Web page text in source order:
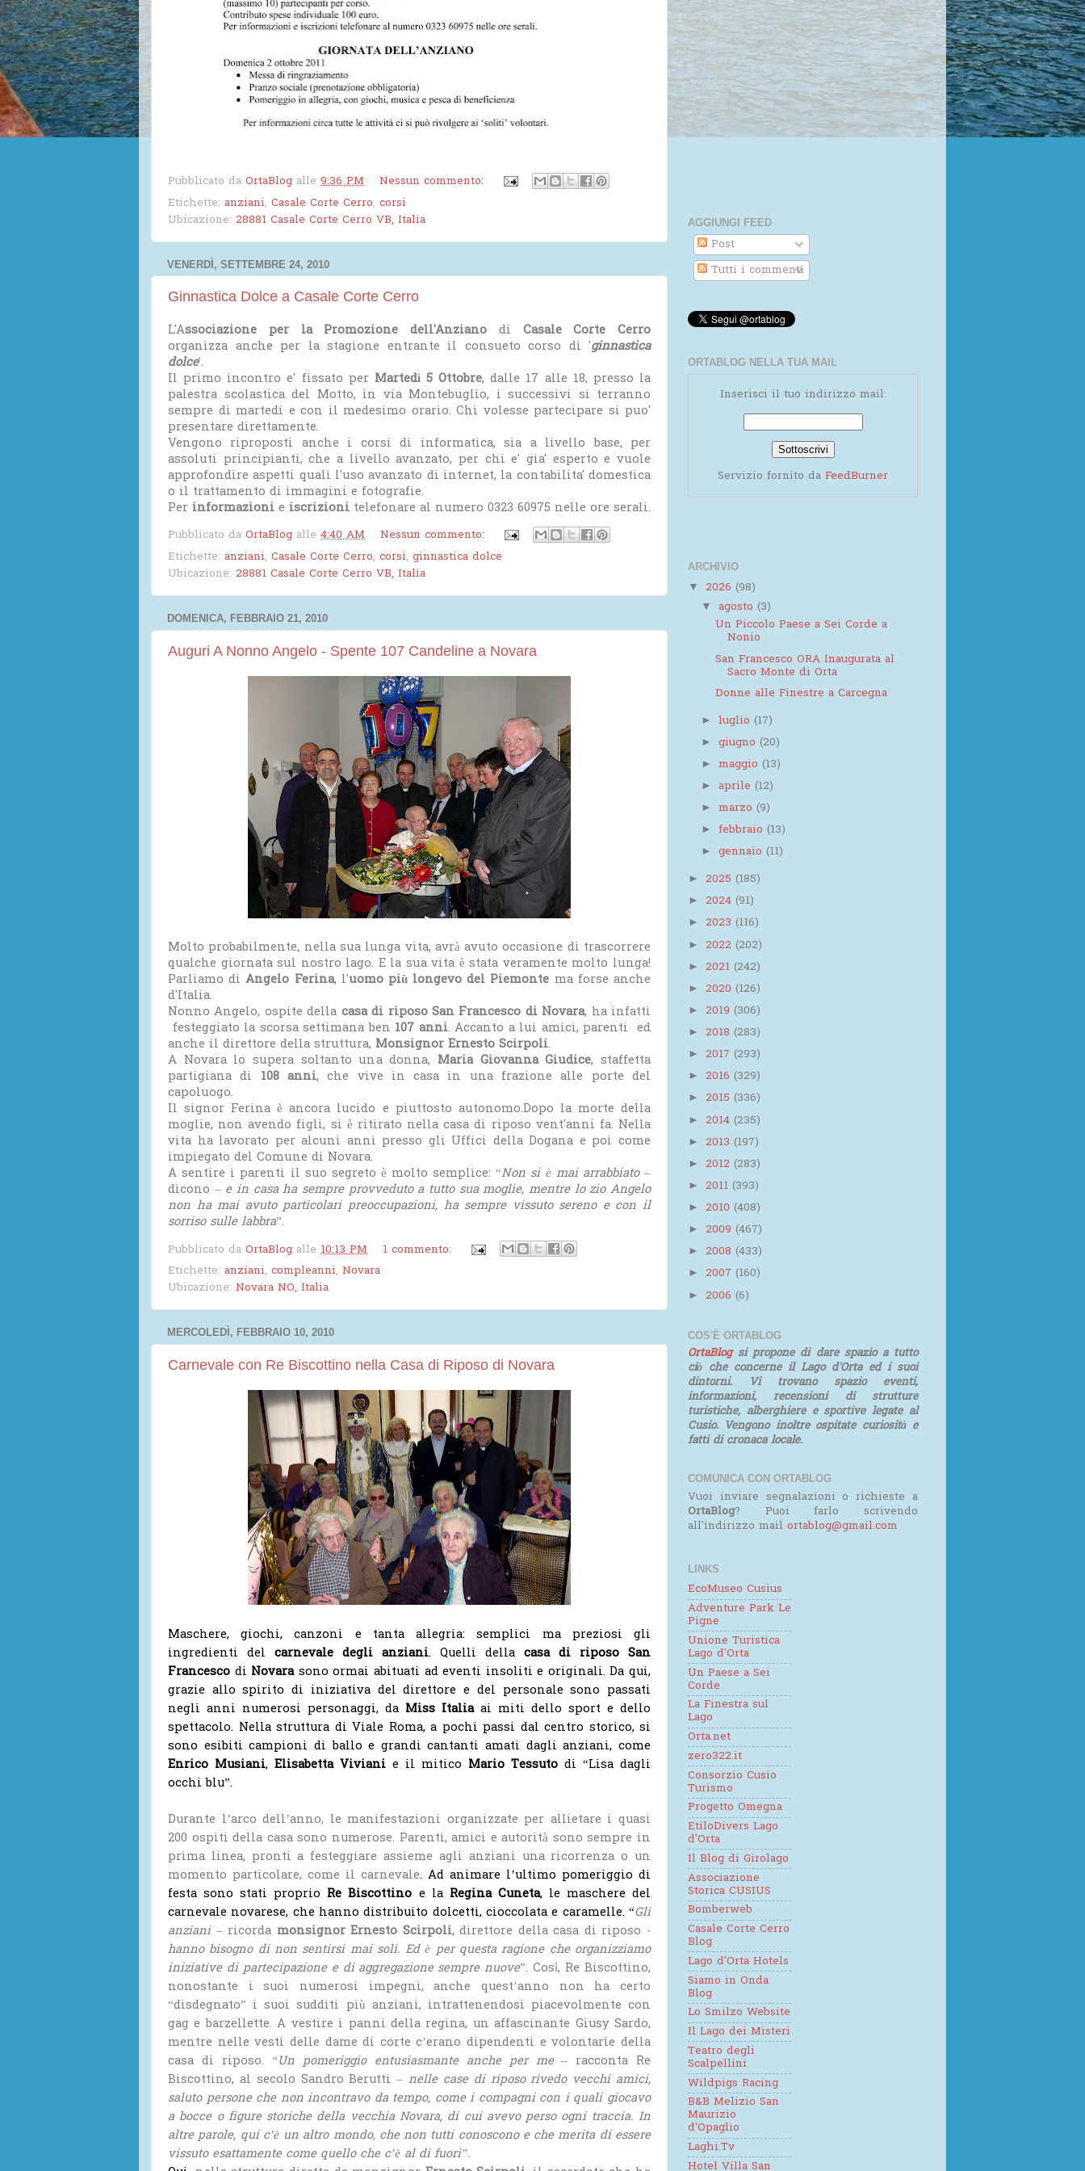
Pubblicato da OrtaBlog alle 9:36 PM
Nessun commento:
Etichette: anziani, Casale Corte Cerro, corsi
Ubicazione: 28881 Casale Corte Cerro VB, Italia
VENERDÌ, SETTEMBRE 24, 2010
Ginnastica Dolce a Casale Corte Cerro
L'Associazione per la Promozione dell'Anziano di Casale Corte Cerro
organizza anche per la stagione entrante il consueto corso di 'ginnastica
dolce'.
Il primo incontro e' fissato per Martedì 5 Ottobre, dalle 17 alle 18, presso la
palestra scolastica del Motto, in via Montebuglio, i successivi si terranno
sempre di martedi e con il medesimo orario. Chi volesse partecipare si puo'
presentare direttamente.
Vengono riproposti anche i corsi di informatica, sia a livello base, per
assoluti principianti, che a livello avanzato, per chi e' gia' esperto e vuole
approfondire aspetti quali l'uso avanzato di internet, la contabilita' domestica
o il trattamento di immagini e fotografie.
Per informazioni e iscrizioni telefonare al numero 0323 60975 nelle ore serali.
Pubblicato da OrtaBlog alle 4:40 AM
Nessun commento:
Etichette: anziani, Casale Corte Cerro, corsi, ginnastica dolce
Ubicazione: 28881 Casale Corte Cerro VB, Italia
DOMENICA, FEBBRAIO 21, 2010
Auguri A Nonno Angelo - Spente 107 Candeline a Novara
Molto probabilmente, nella sua lunga vita, avrà avuto occasione di trascorrere
qualche giornata sul nostro lago. E la sua vita è stata veramente molto lunga!
Parliamo diAngelo Ferina, l'uomo più longevo del Piemonte ma forse anche
d'Italia.
Nonno Angelo, ospite della casa di riposo San Francesco di Novara, ha infatti
festeggiato la scorsa settimana ben 107 anni. Accanto a lui amici, parenti ed
anche il direttore della struttura, Monsignor Ernesto Scirpoli.
A Novara lo supera soltanto una donna, Maria Giovanna Giudice, staffetta
partigiana di 108 anni, che vive in casa in una frazione alle porte del
capoluogo.
Il signor Ferina è ancora lucido e piuttosto autonomo.Dopo la morte della
moglie, non avendo figli, si è ritirato nella casa di riposo vent'anni fa. Nella
vita ha lavorato per alcuni anni presso gli Uffici della Dogana e poi come
impiegato del Comune di Novara.
A sentire i parenti il suo segreto è molto semplice: “Non si è mai arrabbiato–
dicono – e in casa ha sempre provveduto a tutto sua moglie, mentre lo zio Angelo
non ha mai avuto particolari preoccupazioni, ha sempre vissuto sereno e con il
sorriso sulle labbra”.
Pubblicato da OrtaBlog alle 10:13 PM
1 commento:
Etichette: anziani, compleanni, Novara
Ubicazione: Novara NO, Italia
MERCOLEDÌ, FEBBRAIO 10, 2010
Carnevale con Re Biscottino nella Casa di Riposo di Novara
Maschere, giochi, canzoni e tanta allegria: semplici ma preziosi gli
ingredienti del carnevale degli anziani. Quelli della casa di riposo San
Francesco di Novarasono ormai abituati ad eventi insoliti e originali. Da qui,
grazie allo spirito di iniziativa del direttore e del personale sono passati
negli anni numerosi personaggi, da Miss Italiaai miti dello sport e dello
spettacolo. Nella struttura di Viale Roma, a pochi passi dal centro storico, si
sono esibiti campioni di ballo e grandi cantanti amati dagli anziani, come
Enrico Musiani, Elisabetta Viviani e il mitico Mario Tessuto di “Lisa dagli
occhi blu”.
Durante l’arco dell’anno, le manifestazioni organizzate per allietare i quasi
200 ospiti della casa sono numerose. Parenti, amici e autorità sono sempre in
prima linea, pronti a festeggiare assieme agli anziani una ricorrenza o un
momento particolare, come il carnevale. Ad animare l’ultimo pomeriggio di
festa sono stati proprio Re Biscottino e la Regina Cuneta, le maschere del
carnevale novarese, che hanno distribuito dolcetti, cioccolata e caramelle. “Gli
anziani– ricorda monsignor Ernesto Scirpoli, direttore della casa di riposo -
hanno bisogno di non sentirsi mai soli. Ed è per questa ragione che organizziamo
iniziative di partecipazione e di aggregazione sempre nuove”. Così, Re Biscottino,
nonostante i suoi numerosi impegni, anche quest’anno non ha certo
“disdegnato” i suoi sudditi più anziani, intrattenendosi piacevolmente con
gag e barzellette. A vestire i panni della regina, un affascinante Giusy Sardo,
mentre nelle vesti delle dame di corte c’erano dipendenti e volontarie della
casa di riposo. “Un pomeriggio entusiasmante anche per me– racconta Re
Biscottino, al secolo Sandro Berutti – nelle case di riposo rivedo vecchi amici,
saluto persone che non incontravo da tempo, come i compagni con i quali giocavo
a bocce o figure storiche della vecchia Novara, di cui avevo perso ogni traccia. In
altre parole, qui c’è un altro mondo, che non tutti conoscono e che merita di essere
vissuto esattamente come quello che c’è al di fuori”.
AGGIUNGI FEED
Post
Tutti i commenti
ORTABLOG NELLA TUA MAIL
Inserisci il tuo indirizzo mail:
Servizio fornito da FeedBurner
ARCHIVIO
▼ 2026 (98)
▼agosto(3)
Un Piccolo Paese a Sei Corde a
Nonio
San Francesco ORA Inaugurata al
Sacro Monte di Orta
Donne alle Finestre a Carcegna
►luglio(17)
►giugno(20)
►maggio(13)
►aprile(12)
►marzo(9)
►febbraio(13)
►gennaio(11)
► 2025 (185)
► 2024 (91)
► 2023 (116)
► 2022 (202)
► 2021 (242)
► 2020 (126)
► 2019 (306)
► 2018 (283)
► 2017 (293)
► 2016 (329)
► 2015 (336)
► 2014 (235)
► 2013 (197)
► 2012 (283)
► 2011 (393)
► 2010 (408)
► 2009 (467)
► 2008 (433)
► 2007 (160)
► 2006 (6)
COS'È ORTABLOG
OrtaBlog si propone di dare spazio a tutto
ciò che concerne il Lago d'Orta ed i suoi
dintorni. Vi trovano spazio eventi,
informazioni, recensioni di strutture
turistiche, alberghiere e sportive legate al
Cusio. Vengono inoltre ospitate curiosità e
fatti di cronaca locale.
COMUNICA CON ORTABLOG
Vuoi inviare segnalazioni o richieste a
OrtaBlog? Puoi farlo scrivendo
all'indirizzo mail ortablog@gmail.com
LINKS
EcoMuseo Cusius
Adventure Park Le
Pigne
Unione Turistica
Lago d'Orta
Un Paese a Sei
Corde
La Finestra sul
Lago
Orta.net
zero322.it
Consorzio Cusio
Turismo
Progetto Omegna
EtiloDivers Lago
d'Orta
Il Blog di Girolago
Associazione
Storica CUSIUS
Bomberweb
Casale Corte Cerro
Blog
Lago d'Orta Hotels
Siamo in Onda
Blog
Lo Smilzo Website
Il Lago dei Misteri
Teatro degli
Scalpellini
Wildpigs Racing
B&B Melizio San
Maurizio
d'Opaglio
Laghi.Tv
Hotel Villa San